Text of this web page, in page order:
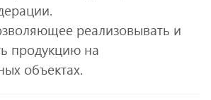
реализовывать и
продукцию на
объектах.